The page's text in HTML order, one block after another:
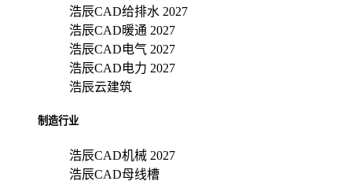
浩辰CAD给排水 2027
浩辰CAD暖通 2027
浩辰CAD电气 2027
浩辰CAD电力 2027
浩辰云建筑
制造行业
浩辰CAD机械 2027
浩辰CAD母线槽